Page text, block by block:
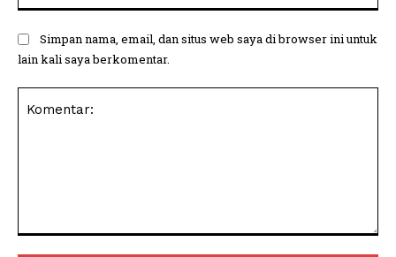
Simpan nama, email, dan situs web saya di browser ini untuk
lain kali saya berkomentar.